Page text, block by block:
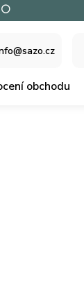
obchodu